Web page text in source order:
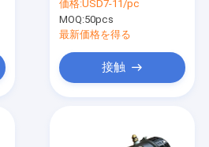
価格:USD7-11/pc
MOQ:50pcs
最新価格を得る
接触